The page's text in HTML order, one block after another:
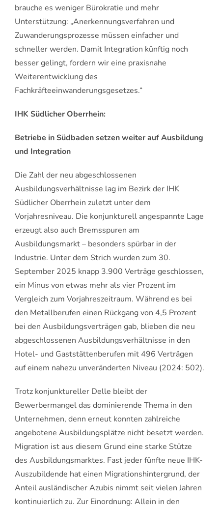
brauche es weniger Bürokratie und mehr
Unterstützung: „Anerkennungsverfahren und
Zuwanderungsprozesse müssen einfacher und
schneller werden. Damit Integration künftig noch
besser gelingt, fordern wir eine praxisnahe
Weiterentwicklung des
Fachkräfteeinwanderungsgesetzes.“
IHK Südlicher Oberrhein:
Betriebe in Südbaden setzen weiter auf Ausbildung
und Integration
Die Zahl der neu abgeschlossenen
Ausbildungsverhältnisse lag im Bezirk der IHK
Südlicher Oberrhein zuletzt unter dem
Vorjahresniveau. Die konjunkturell angespannte Lage
erzeugt also auch Bremsspuren am
Ausbildungsmarkt – besonders spürbar in der
Industrie. Unter dem Strich wurden zum 30.
September 2025 knapp 3.900 Verträge geschlossen,
ein Minus von etwas mehr als vier Prozent im
Vergleich zum Vorjahreszeitraum. Während es bei
den Metallberufen einen Rückgang von 4,5 Prozent
bei den Ausbildungsverträgen gab, blieben die neu
abgeschlossenen Ausbildungsverhältnisse in den
Hotel- und Gaststättenberufen mit 496 Verträgen
auf einem nahezu unveränderten Niveau (2024: 502).
Trotz konjunktureller Delle bleibt der
Bewerbermangel das dominierende Thema in den
Unternehmen, denn erneut konnten zahlreiche
angebotene Ausbildungsplätze nicht besetzt werden.
Migration ist aus diesem Grund eine starke Stütze
des Ausbildungsmarktes. Fast jeder fünfte neue IHK-
Auszubildende hat einen Migrationshintergrund, der
Anteil ausländischer Azubis nimmt seit vielen Jahren
kontinuierlich zu. Zur Einordnung: Allein in den